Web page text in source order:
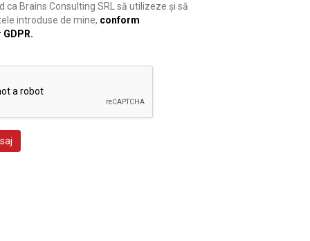
ca Brains Consulting SRL să utilizeze și să
introduse de mine, conform